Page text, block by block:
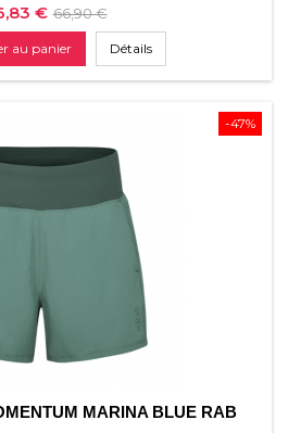
€ Prix
de
base
66,90 €
au panier Détails
-47%
MARINA BLUE RAB